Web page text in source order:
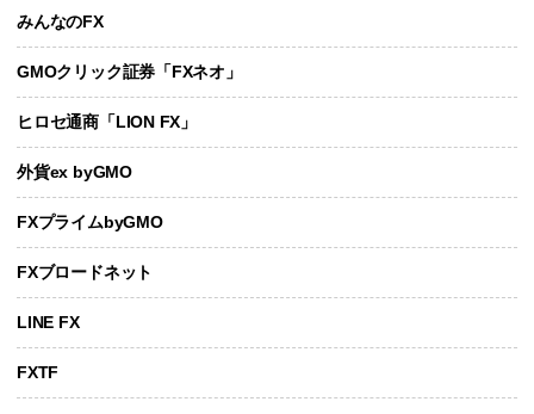
みんなのFX
GMOクリック証券「FXネオ」
ヒロセ通商「LION FX」
外貨ex byGMO
FXプライムbyGMO
FXブロードネット
LINE FX
FXTF